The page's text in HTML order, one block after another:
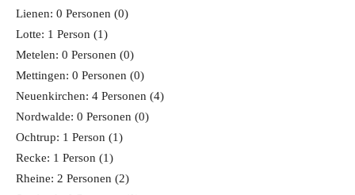
Lienen: 0 Personen (0)
Lotte: 1 Person (1)
Metelen: 0 Personen (0)
Mettingen: 0 Personen (0)
Neuenkirchen: 4 Personen (4)
Nordwalde: 0 Personen (0)
Ochtrup: 1 Person (1)
Recke: 1 Person (1)
Rheine: 2 Personen (2)